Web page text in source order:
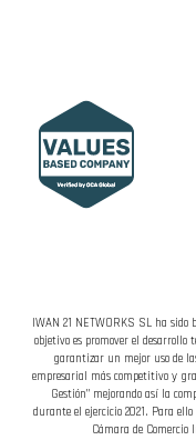
IWAN 21 NETWORKS SL ha sido
objetivo es promover el
garantizar un mejor uso de
empresarial más competitivo y
Gestión” mejorando así la
durante el ejercicio 2021. Para
Cámara de